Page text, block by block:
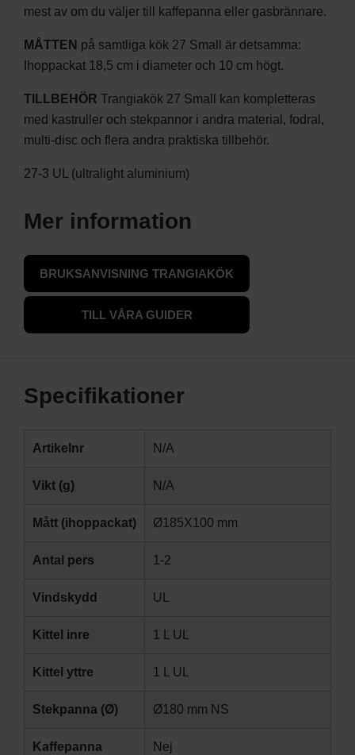
mest av om du väljer till kaffepanna eller gasbrännare.
MÅTTEN på samtliga kök 27 Small är detsamma:
Ihoppackat 18,5 cm i diameter och 10 cm högt.
TILLBEHÖR Trangiakök 27 Small kan kompletteras
med kastruller och stekpannor i andra material, fodral,
multi-disc och flera andra praktiska tillbehör.
27-3 UL (ultralight aluminium)
Mer information
BRUKSANVISNING TRANGIAKÖK
TILL VÅRA GUIDER
Specifikationer
Artikelnr N/A
Vikt (g) N/A
Mått (ihoppackat) Ø185X100 mm
Antal pers 1-2
Vindskydd UL
Kittel inre 1 L UL
Kittel yttre 1 L UL
Stekpanna (Ø) Ø180 mm NS
Kaffepanna Nej